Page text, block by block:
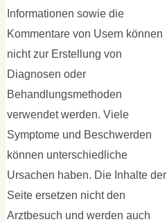
Informationen sowie die
Kommentare von Usern können
nicht zur Erstellung von
Diagnosen oder
Behandlungsmethoden
verwendet werden. Viele
Symptome und Beschwerden
können unterschiedliche
Ursachen haben. Die Inhalte der
Seite ersetzen nicht den
Arztbesuch und werden auch